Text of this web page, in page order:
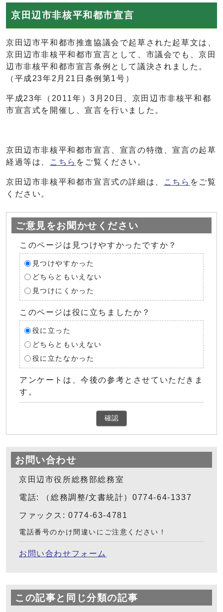
京田辺市非核平和都市宣言
京田辺市平和都市推進協議会で起草された起草文は、
京田辺市非核平和都市宣言として、市議会でも、京田
辺市非核平和都市宣言条例として議決されました。
（平成23年2月21日条例第1号）
平成23年（2011年）3月20日、京田辺市非核平和都
市宣言式を開催し、宣言を行いました。
京田辺市非核平和都市宣言、宣言の特徴、宣言の起草
経過等は、
こちら をご覧ください。
京田辺市非核平和都市宣言式の詳細は、 こちら をご覧
ください。
ご意見をお聞かせください
このページは見つけやすかったですか？
見つけやすかった
どちらともいえない
見つけにくかった
このページは役に立ちましたか？
役に立った
どちらともいえない
役に立たなかった
アンケートは、今後の参考とさせていただきま
す。
確認
お問い合わせ
京田辺市役所総務部総務室
電話: （総務調整/文書統計）0774-64-1337
ファックス: 0774-63-4781
電話番号のかけ間違いにご注意ください！
お問い合わせフォーム
この記事と同じ分類の記事